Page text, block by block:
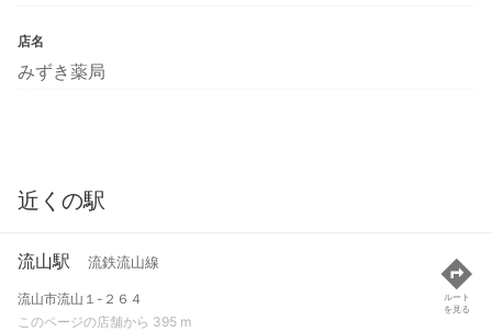
店名
みずき薬局
近くの駅
流山駅 流鉄流山線
流山市流山１-２６４
このページの店舗から 395 m
ルート
を見る